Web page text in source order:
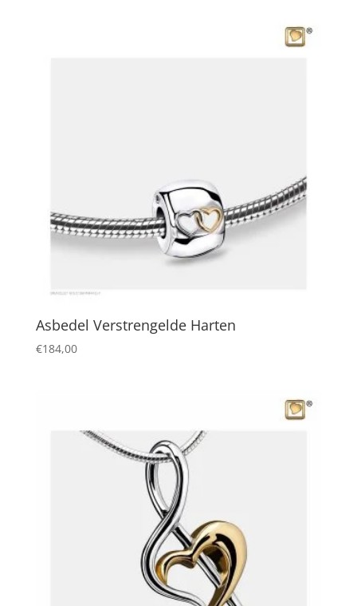
Asbedel Verstrengelde Harten
€184,00